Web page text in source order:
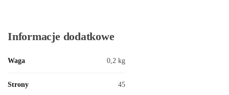
Informacje dodatkowe
Waga 0,2 kg
Strony 45